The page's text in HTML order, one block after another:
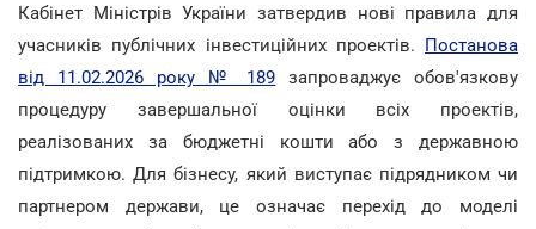
Кабінет Міністрів України затвердив нові правила для
учасників публічних інвестиційних проектів. Постанова
від 11.02.2026 року № 189 запроваджує обов'язкову
процедуру завершальної оцінки всіх проектів,
реалізованих за бюджетні кошти або з державною
підтримкою. Для бізнесу, який виступає підрядником чи
партнером держави, це означає перехід до моделі